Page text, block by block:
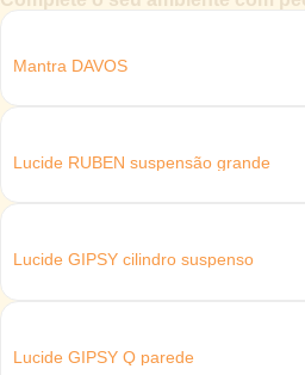
Mantra DAVOS
Lucide RUBEN suspensão grande
Lucide GIPSY cilindro suspenso
Lucide GIPSY Q parede